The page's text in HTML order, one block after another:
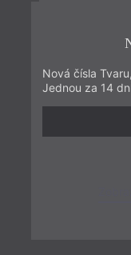
Nová čísla
Jednou za 14